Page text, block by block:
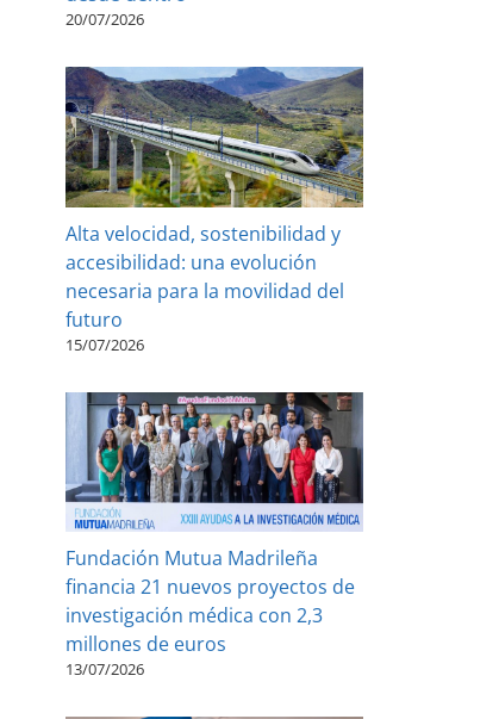
20/07/2026
Alta velocidad, sostenibilidad y
accesibilidad: una evolución
necesaria para la movilidad del
futuro
15/07/2026
Fundación Mutua Madrileña
financia 21 nuevos proyectos de
investigación médica con 2,3
millones de euros
13/07/2026